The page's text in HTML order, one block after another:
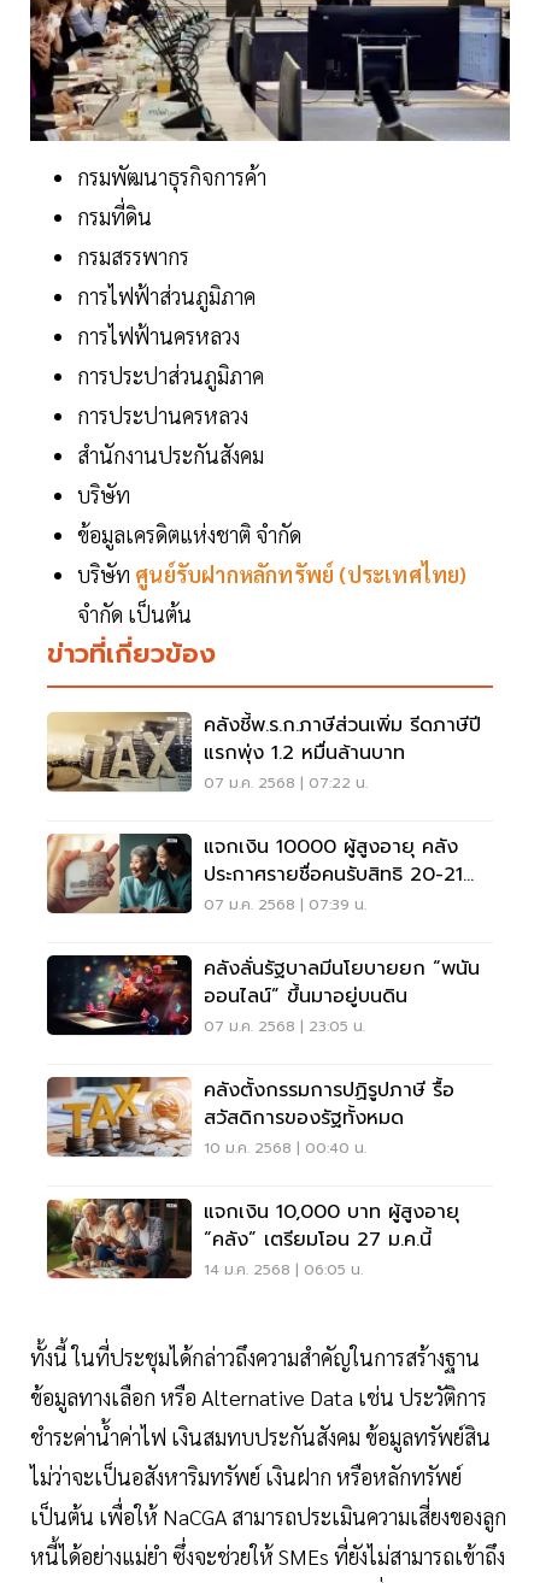
กรมพัฒนาธุรกิจการค้า
กรมที่ดิน
กรมสรรพากร
การไฟฟ้าส่วนภูมิภาค
การไฟฟ้านครหลวง
การประปาส่วนภูมิภาค
การประปานครหลวง
สำนักงานประกันสังคม
บริษัท
ข้อมูลเครดิตแห่งชาติ จำกัด
บริษัท ศูนย์รับฝากหลักทรัพย์ (ประเทศไทย)
จำกัด เป็นต้น
ข่าวที่เกี่ยวข้อง
คลังชี้พ.ร.ก.ภาษีส่วนเพิ่ม รีดภาษีปี
แรกพุ่ง 1.2 หมื่นล้านบาท
07 ม.ค. 2568 | 07:22 น.
แจกเงิน 10000 ผู้สูงอายุ คลัง
ประกาศรายชื่อคนรับสิทธิ 20-21
ม.ค.นี้
07 ม.ค. 2568 | 07:39 น.
คลังลั่นรัฐบาลมีนโยบายยก “พนัน
ออนไลน์” ขึ้นมาอยู่บนดิน
07 ม.ค. 2568 | 23:05 น.
คลังตั้งกรรมการปฏิรูปภาษี รื้อ
สวัสดิการของรัฐทั้งหมด
10 ม.ค. 2568 | 00:40 น.
แจกเงิน 10,000 บาท ผู้สูงอายุ
“คลัง” เตรียมโอน 27 ม.ค.นี้
14 ม.ค. 2568 | 06:05 น.
ทั้งนี้ ในที่ประชุมได้กล่าวถึงความสำคัญในการสร้างฐาน
ข้อมูลทางเลือก หรือ Alternative Data เช่น ประวัติการ
ชำระค่าน้ำค่าไฟ เงินสมทบประกันสังคม ข้อมูลทรัพย์สิน
ไม่ว่าจะเป็นอสังหาริมทรัพย์ เงินฝาก หรือหลักทรัพย์
เป็นต้น เพื่อให้ NaCGA สามารถประเมินความเสี่ยงของลูก
หนี้ได้อย่างแม่ยำ ซึ่งจะช่วยให้ SMEs ที่ยังไม่สามารถเข้าถึง